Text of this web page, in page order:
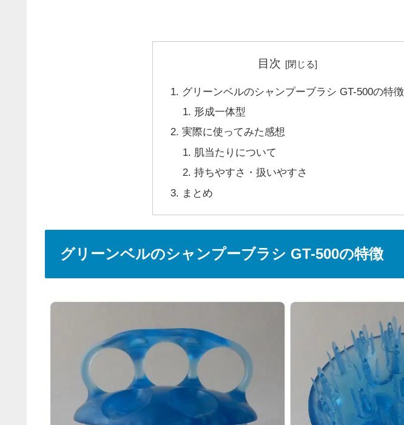
目次
グリーンベルのシャンプーブラシ GT-500の特徴
形成一体型
実際に使ってみた感想
肌当たりについて
持ちやすさ・扱いやすさ
まとめ
グリーンベルのシャンプーブラシ GT-500の特徴